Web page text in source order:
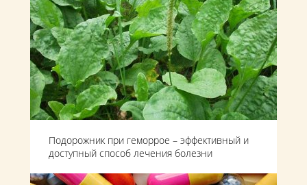
Подорожник при геморрое – эффективный и
доступный способ лечения болезни